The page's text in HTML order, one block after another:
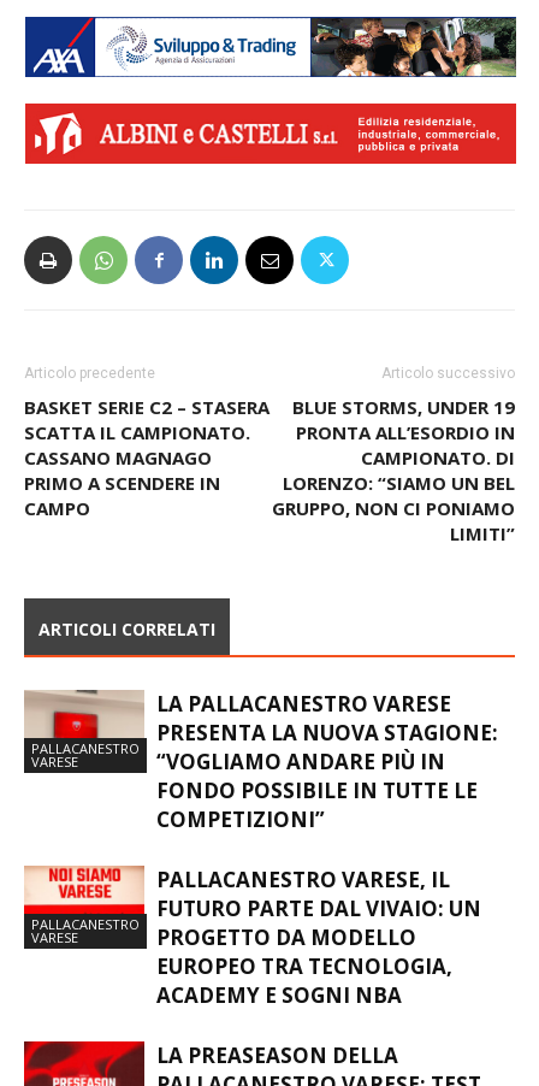
Articolo precedente
BASKET SERIE C2 – STASERA
SCATTA IL CAMPIONATO.
CASSANO MAGNAGO
PRIMO A SCENDERE IN
CAMPO
Articolo successivo
BLUE STORMS, UNDER 19
PRONTA ALL’ESORDIO IN
CAMPIONATO. DI
LORENZO: “SIAMO UN BEL
GRUPPO, NON CI PONIAMO
LIMITI”
ARTICOLI CORRELATI
PALLACANESTRO
VARESE
LA PALLACANESTRO VARESE
PRESENTA LA NUOVA STAGIONE:
“VOGLIAMO ANDARE PIÙ IN
FONDO POSSIBILE IN TUTTE LE
COMPETIZIONI”
PALLACANESTRO
VARESE
PALLACANESTRO VARESE, IL
FUTURO PARTE DAL VIVAIO: UN
PROGETTO DA MODELLO
EUROPEO TRA TECNOLOGIA,
ACADEMY E SOGNI NBA
LA PREASEASON DELLA